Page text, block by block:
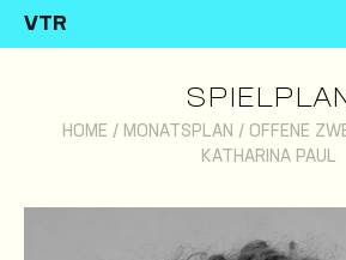
VTR
HOME / MONATSPLAN / OFFENE
KATHARINA PAUL